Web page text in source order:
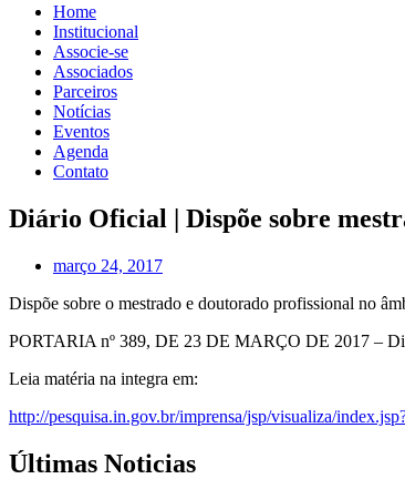
Home
Institucional
Associe-se
Associados
Parceiros
Notícias
Eventos
Agenda
Contato
Diário Oficial | Dispõe sobre
março 24, 2017
Dispõe sobre o mestrado e doutorado profissional no
PORTARIA nº 389, DE 23 DE MARÇO DE 2017 –
Leia matéria na integra em:
http://pesquisa.in.gov.br/imprensa/jsp/visualiza/
Últimas Noticias